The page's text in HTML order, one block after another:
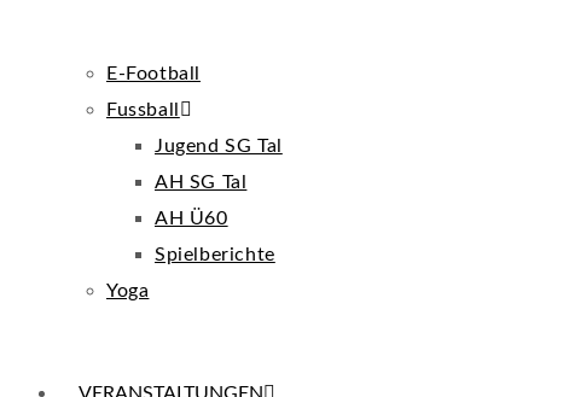
E-Football
Fussball
Jugend SG Tal
AH SG Tal
AH Ü60
Spielberichte
Yoga